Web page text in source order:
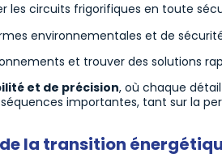
les circuits frigorifiques en toute
environnementales et de
et trouver des solutions
et de précision, où chaque
importantes, tant sur la
la transition